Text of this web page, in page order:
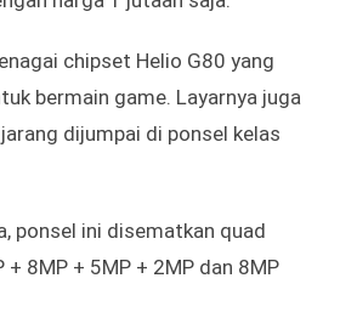
chipset Helio G80 yang
bermain game. Layarnya juga
dijumpai di ponsel kelas
ponsel ini disematkan quad
8MP + 5MP + 2MP dan 8MP